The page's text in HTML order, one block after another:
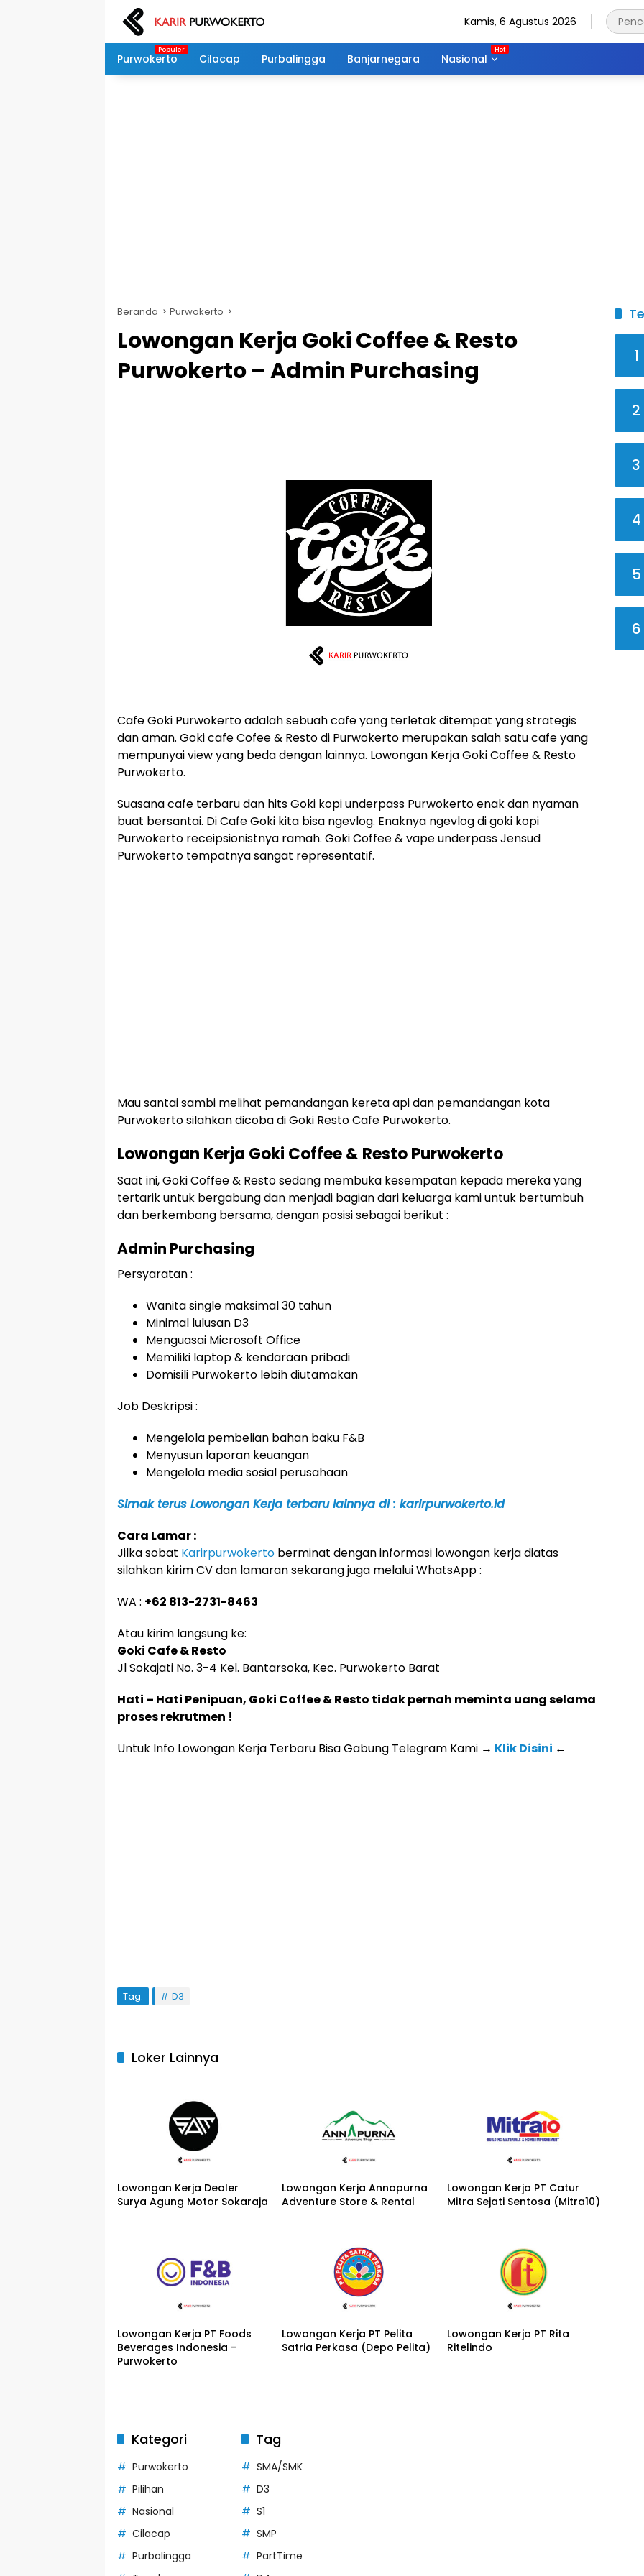
Kamis, 6 Agustus 2026
Purwokerto Cilacap Purbalingga Banjarnegara Nasional
Beranda Purwokerto
Lowongan Kerja Goki Coffee & Resto
Purwokerto – Admin Purchasing
Cafe Goki Purwokerto adalah sebuah cafe yang terletak ditempat yang strategis
dan aman. Goki cafe Cofee & Resto di Purwokerto merupakan salah satu cafe yang
mempunyai view yang beda dengan lainnya. Lowongan Kerja Goki Coffee & Resto
Purwokerto.
Suasana cafe terbaru dan hits Goki kopi underpass Purwokerto enak dan nyaman
buat bersantai. Di Cafe Goki kita bisa ngevlog. Enaknya ngevlog di goki kopi
Purwokerto receipsionistnya ramah. Goki Coffee & vape underpass Jensud
Purwokerto tempatnya sangat representatif.
Mau santai sambi melihat pemandangan kereta api dan pemandangan kota
Purwokerto silahkan dicoba di Goki Resto Cafe Purwokerto.
Lowongan Kerja Goki Coffee & Resto Purwokerto
Saat ini, Goki Coffee & Resto sedang membuka kesempatan kepada mereka yang
tertarik untuk bergabung dan menjadi bagian dari keluarga kami untuk bertumbuh
dan berkembang bersama, dengan posisi sebagai berikut :
Admin Purchasing
Persyaratan :
Wanita single maksimal 30 tahun
Minimal lulusan D3
Menguasai Microsoft Office
Memiliki laptop & kendaraan pribadi
Domisili Purwokerto lebih diutamakan
Job Deskripsi :
Mengelola pembelian bahan baku F&B
Menyusun laporan keuangan
Mengelola media sosial perusahaan
Simak terus Lowongan Kerja terbaru lainnya di : karirpurwokerto.id
Cara Lamar :
Jilka sobat Karirpurwokerto berminat dengan informasi lowongan kerja diatas
silahkan kirim CV dan lamaran sekarang juga melalui WhatsApp :
WA : +62 813-2731-8463
Atau kirim langsung ke:
Goki Cafe & Resto
Jl Sokajati No. 3-4 Kel. Bantarsoka, Kec. Purwokerto Barat
Hati – Hati Penipuan, Goki Coffee & Resto tidak pernah meminta uang selama
proses rekrutmen !
Untuk Info Lowongan Kerja Terbaru Bisa Gabung Telegram Kami → Klik Disini ←
Tag: D3
Loker Lainnya
Lowongan Kerja Dealer
Surya Agung Motor Sokaraja
Lowongan Kerja Annapurna
Adventure Store & Rental
Lowongan Kerja PT Catur
Mitra Sejati Sentosa (Mitra10)
Lowongan Kerja PT Foods
Beverages Indonesia –
Purwokerto
Lowongan Kerja PT Pelita
Satria Perkasa (Depo Pelita)
Lowongan Kerja PT Rita
Ritelindo
1
2
3
4
5
6
Kategori
Purwokerto
Pilihan
Nasional
Cilacap
Purbalingga
Tag
SMA/SMK
D3
S1
SMP
PartTime